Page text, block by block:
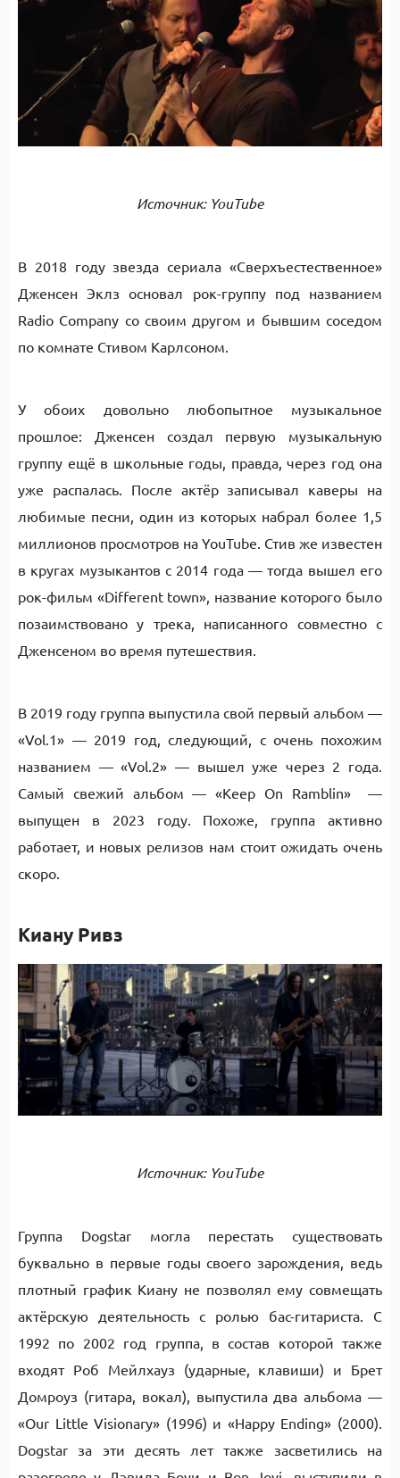
Источник: YouTube
В 2018 году звезда сериала «Сверхъестественное»
Дженсен Эклз основал рок-группу под названием
Radio Company со своим другом и бывшим соседом
по комнате Стивом Карлсоном.
У обоих довольно любопытное музыкальное
прошлое: Дженсен создал первую музыкальную
группу ещё в школьные годы, правда, через год она
уже распалась. После актёр записывал каверы на
любимые песни, один из которых набрал более 1,5
миллионов просмотров на YouTube. Стив же известен
в кругах музыкантов с 2014 года — тогда вышел его
рок-фильм «Different town», название которого было
позаимствовано у трека, написанного совместно с
Дженсеном во время путешествия.
В 2019 году группа выпустила свой первый альбом —
«Vol.1» — 2019 год, следующий, с очень похожим
названием — «Vol.2» — вышел уже через 2 года.
Самый свежий альбом — «Keep On Ramblin» —
выпущен в 2023 году. Похоже, группа активно
работает, и новых релизов нам стоит ожидать очень
скоро.
Киану Ривз
Источник: YouTube
Группа Dogstar могла перестать существовать
буквально в первые годы своего зарождения, ведь
плотный график Киану не позволял ему совмещать
актёрскую деятельность с ролью бас-гитариста. С
1992 по 2002 год группа, в состав которой также
входят Роб Мейлхауз (ударные, клавиши) и Брет
Домроуз (гитара, вокал), выпустила два альбома —
«Our Little Visionary» (1996) и «Happy Ending» (2000).
Dogstar за эти десять лет также засветились на